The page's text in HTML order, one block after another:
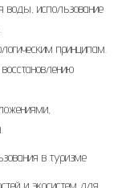
воды, использование
принципам.
в туризме